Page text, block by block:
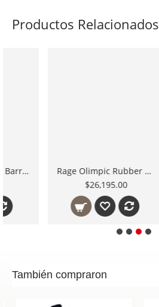
Productos Relacionados
Olympic Shrug Bar OTB50 Body Solid Barra Olímpica Encogimiento Hombro
$4,228.95
También compraron